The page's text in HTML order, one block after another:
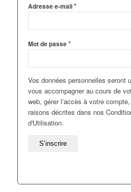
Adresse e-mail*
Mot de passe*
Vos données personnelles seront
vous accompagner au cours de
web, gérer l’accès à votre
raisons décrites dans nos
d'Utilisation.
S’inscrire